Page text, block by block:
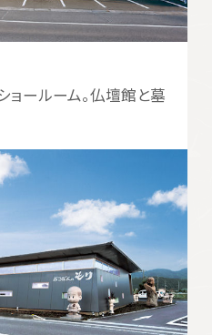
ールーム。仏壇館と墓